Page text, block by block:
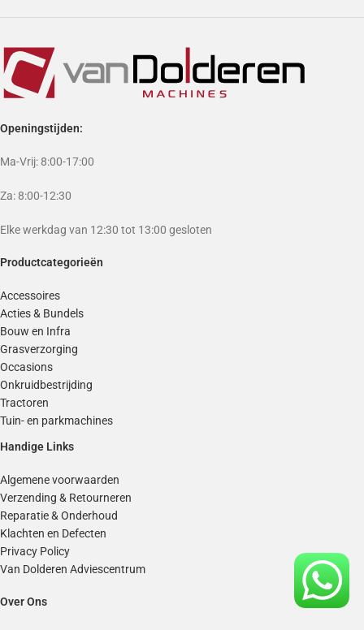
Openingstijden:
Ma-Vrij: 8:00-17:00
Za: 8:00-12:30
Elke werkdag van 12:30 tot 13:00 gesloten
Productcategorieën
Accessoires
Acties & Bundels
Bouw en Infra
Grasverzorging
Occasions
Onkruidbestrijding
Tractoren
Tuin- en parkmachines
Handige Links
Algemene voorwaarden
Verzending & Retourneren
Reparatie & Onderhoud
Klachten en Defecten
Privacy Policy
Van Dolderen Adviescentrum
Over Ons